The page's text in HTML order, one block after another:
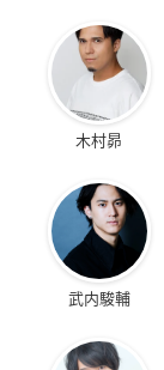
木村昴
武内駿輔